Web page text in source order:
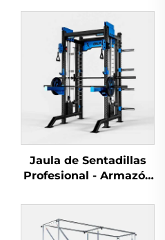
Jaula de Sentadillas
Profesional - Armazón
Entrenamiento de
Fuerza